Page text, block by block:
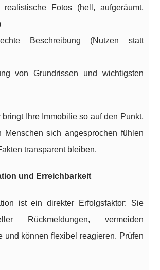
realistische Fotos (hell, aufgeräumt,
Beschreibung (Nutzen statt
von Grundrissen und wichtigsten
bringt Ihre Immobilie so auf den Punkt,
Menschen sich angesprochen fühlen
transparent bleiben.
und Erreichbarkeit
ist ein direkter Erfolgsfaktor: Sie
Rückmeldungen, vermeiden
und können flexibel reagieren. Prüfen